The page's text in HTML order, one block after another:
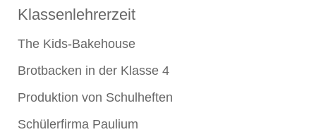
Klassenlehrerzeit
The Kids-Bakehouse
Brotbacken in der Klasse 4
Produktion von Schulheften
Schülerfirma Paulium